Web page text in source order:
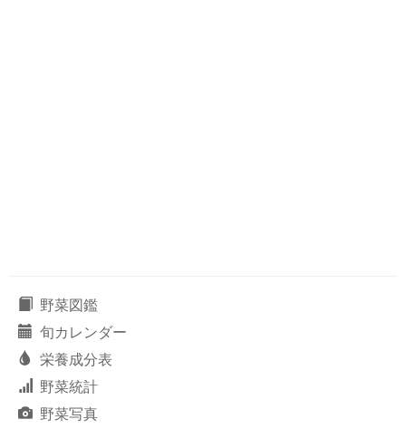
野菜図鑑
旬カレンダー
栄養成分表
野菜統計
野菜写真